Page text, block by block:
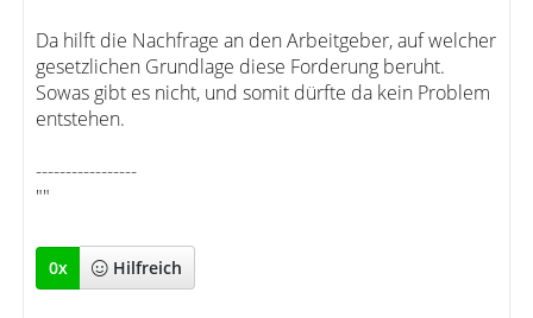
Da hilft die Nachfrage an den Arbeitgeber, auf welcher
gesetzlichen Grundlage diese Forderung beruht.
Sowas gibt es nicht, und somit dürfte da kein Problem
entstehen.
-----------------
""
0x Hilfreich